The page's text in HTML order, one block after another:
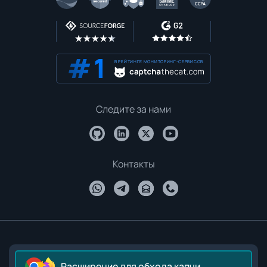
В РЕЙТИНГЕ МОНИТОРИНГ-СЕРВИСОВ
Следите за нами
Контакты